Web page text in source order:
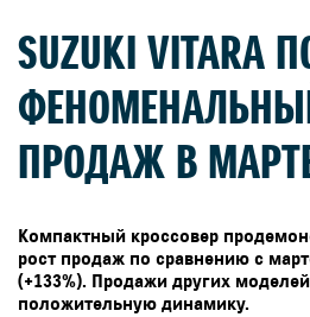
О КОМПАНИИ
КОНТАКТЫ
НОВОСТИ
ЗАКАЗАТЬ ЗВОНОК
SUZUKI VITARA
ПРОДАЖ В
Компактный кроссовер
рост продаж по сравнению с
(+133%). Продажи других
положительную динамику.